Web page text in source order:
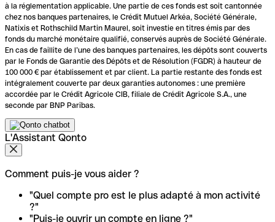
à la réglementation applicable. Une partie de ces fonds est soit cantonnée
chez nos banques partenaires, le Crédit Mutuel Arkéa, Société Générale,
Natixis et Rothschild Martin Maurel, soit investie en titres émis par des
fonds du marché monétaire qualifié, conservés auprès de Société Générale.
En cas de faillite de l’une des banques partenaires, les dépôts sont couverts
par le Fonds de Garantie des Dépôts et de Résolution (FGDR) à hauteur de
100 000 € par établissement et par client. La partie restante des fonds est
intégralement couverte par deux garanties autonomes : une première
accordée par le Crédit Agricole CIB, filiale de Crédit Agricole S.A., une
seconde par BNP Paribas.
L'Assistant Qonto
Comment puis-je vous aider ?
"Quel compte pro est le plus adapté à mon activité
?"
"Puis-je ouvrir un compte en ligne ?"